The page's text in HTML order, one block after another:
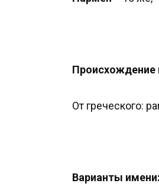
Происхождение
От греческого:
Варианты имени: